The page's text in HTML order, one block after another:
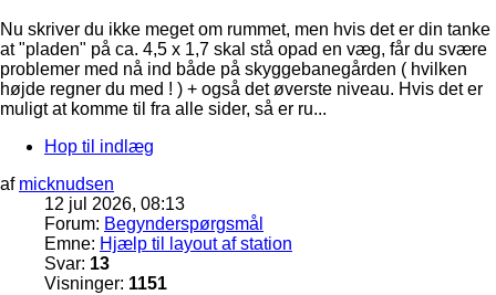
Nu skriver du ikke meget om rummet, men hvis det er din tanke
at "pladen" på ca. 4,5 x 1,7 skal stå opad en væg, får du svære
problemer med nå ind både på skyggebanegården ( hvilken
højde regner du med ! ) + også det øverste niveau. Hvis det er
muligt at komme til fra alle sider, så er ru...
Hop til indlæg
af micknudsen
12 jul 2026, 08:13
Forum: Begynderspørgsmål
Emne: Hjælp til layout af station
Svar: 13
Visninger: 1151